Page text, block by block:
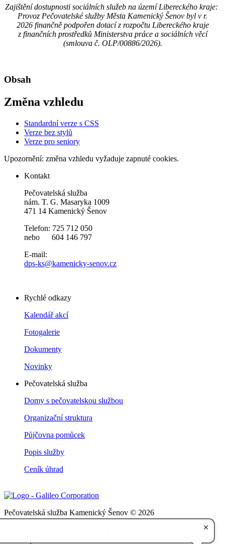
Zajištění dostupnosti sociálních služeb na území Libereckého kraje:
Provoz Pečovatelské služby Města Kamenický Šenov byl v r.
2026 finančně podpořen dotací z rozpočtu Libereckého kraje
z finančních prostředků Ministerstva práce a sociálních věcí
(smlouva č. OLP/00886/2026).
Obsah
Změna vzhledu
Standardní verze s CSS
Verze bez stylů
Verze pro seniory
Upozornění: změna vzhledu vyžaduje zapnuté cookies.
Kontakt
Pečovatelská služba
nám. T. G. Masaryka 1009
471 14 Kamenický Šenov
Telefon: 725 712 050
nebo 604 146 797
E-mail:
dps-ks@kamenicky-senov.cz
Rychlé odkazy
Kalendář akcí
Fotogalerie
Dokumenty
Novinky
Pečovatelská služba
Domy s pečovatelskou službou
Organizační struktura
Půjčovna pomůcek
Popis služby
Ceník úhrad
Pečovatelská služba Kamenický Šenov © 2026